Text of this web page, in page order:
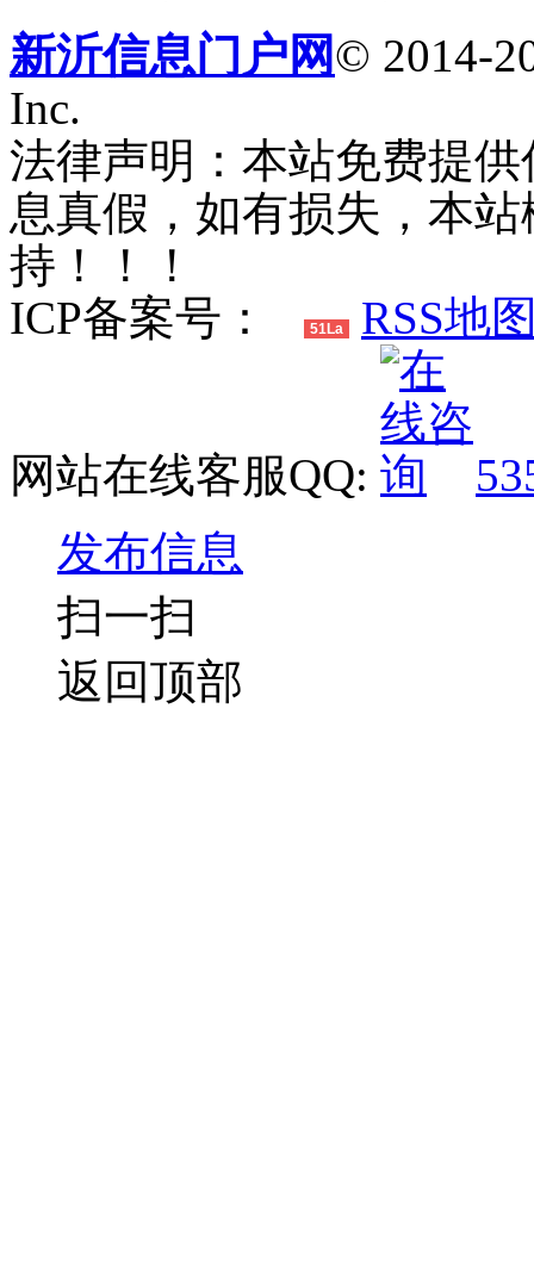
新沂信息门户网© 2014-
Inc.
法律声明：本站免费提
息真假，如有损失，本
持！！！
ICP备案号：
51La RSS地
网站在线客服QQ:
发布信息
扫一扫
返回顶部